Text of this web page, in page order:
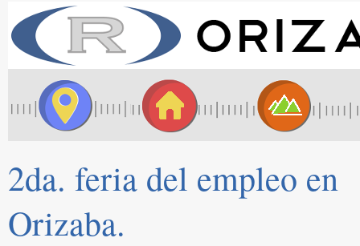
2da. feria del empleo en
Orizaba.